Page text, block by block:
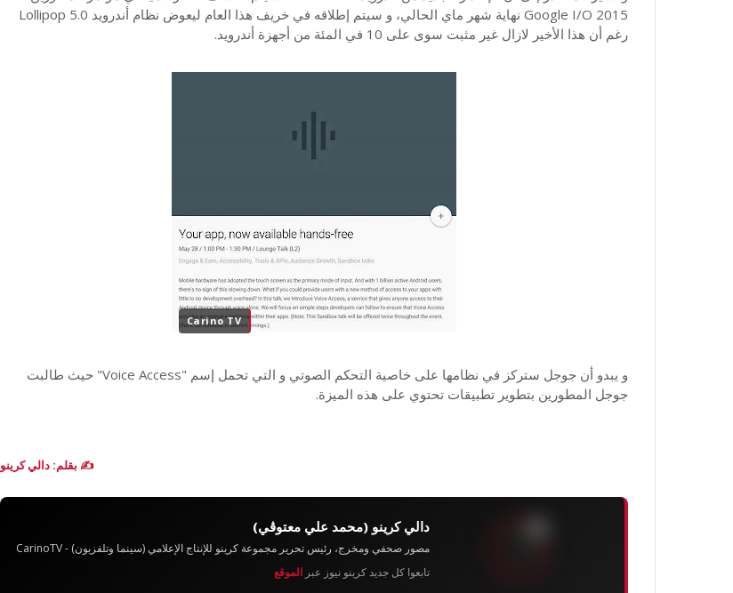
Google I/O 2015 نهاية شهر ماي الحالي، و سيتم إطلاقه في خريف هذا العام ليعوض نظام أندرويد 5.0 Lollipop
رغم أن هذا الأخير لازال غير مثبت سوى على 10 في المئة من أجهزة أندرويد.
Carino TV
و يبدو أن جوجل ستركز في نظامها على خاصية التحكم الصوتي و التي تحمل إسم "Voice Access" حيث طالبت
جوجل المطورين بتطوير تطبيقات تحتوي على هذه الميزة.
✍️ بقلم: دالي كرينو
دالي كرينو (محمد علي معتوڨي)
مصور صحفي ومخرج، رئيس تحرير مجموعة كرينو للإنتاج الإعلامي (سينما وتلفزيون) - CarinoTV
تابعوا كل جديد كرينو نيوز عبرالموقع